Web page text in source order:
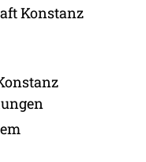
Konstanz